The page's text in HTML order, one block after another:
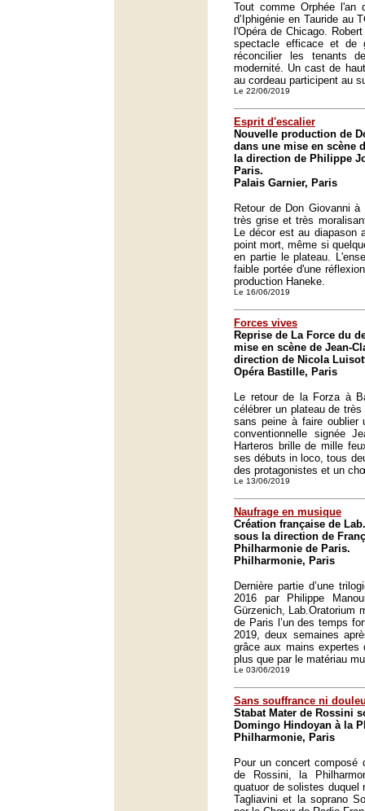
Tout comme Orphée l'an
d’Iphigénie en Tauride au
l'Opéra de Chicago.
spectacle efficace et de
réconcilier les tenants
modernité. Un cast de
au cordeau participent au
Le 22/06/2019
Esprit d'escalier
Nouvelle production de
dans une mise en scène
la direction de Philippe
Paris.
Palais Garnier, Paris
Retour de Don Giovanni
très grise et très
Le décor est au diapason
point mort, même si
en partie le plateau.
faible portée d'une
production Haneke.
Le 16/06/2019
Forces vives
Reprise de La Force du
mise en scène de Jean-
direction de Nicola
Opéra Bastille, Paris
Le retour de la Forza à
célébrer un plateau de
sans peine à faire oublier
conventionnelle signée
Harteros brille de mille
ses débuts in loco, tous
des protagonistes et un
Le 13/06/2019
Naufrage en musique
Création française de
sous la direction de
Philharmonie de Paris.
Philharmonie, Paris
Dernière partie d’une
2016 par Philippe
Gürzenich, Lab.Oratorium
de Paris l’un des temps
2019, deux semaines
grâce aux mains expertes
plus que par le matériau
Le 03/06/2019
Sans souffrance ni
Stabat Mater de Rossini
Domingo Hindoyan à la
Philharmonie, Paris
Pour un concert composé
de Rossini, la
quatuor de solistes duquel
Tagliavini et la soprano